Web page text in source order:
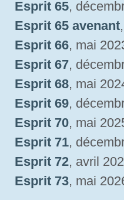
Esprit 65,
Esprit 65 avenant
Esprit 66, mai
Esprit 67,
Esprit 68, mai
Esprit 69,
Esprit 70, mai
Esprit 71,
Esprit 72, avril
Esprit 73, mai